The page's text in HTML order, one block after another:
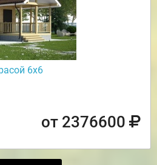
6х6
от 2376600